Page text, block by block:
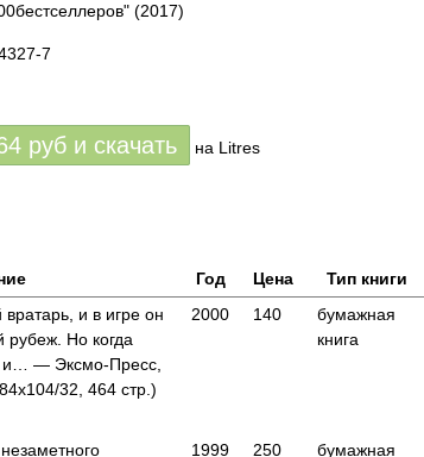
(2017)
7
руб и скачать на Litres
Год Цена
Тип книги
и в игре он
рубеж. Но когда
и… — Эксмо-Пресс,
32, 464 стр.)
2000 140
бумажная
книга
1999 250
бумажная